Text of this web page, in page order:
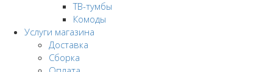
ТВ-тумбы
Комоды
Услуги магазина
Доставка
Сборка